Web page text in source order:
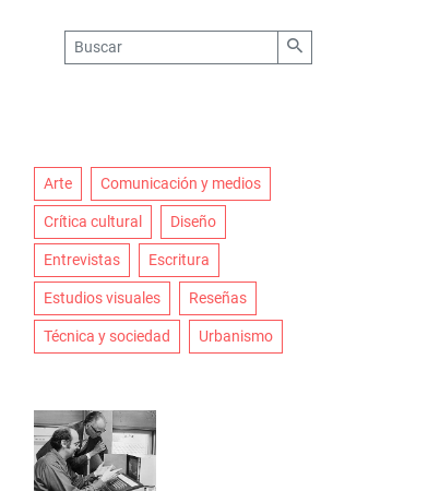
Arte Comunicación y medios
Crítica cultural Diseño
Entrevistas Escritura
Estudios visuales Reseñas
Técnica y sociedad Urbanismo